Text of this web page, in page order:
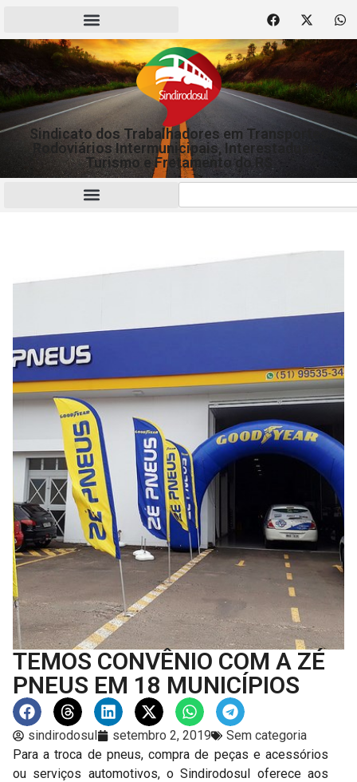
Sindicato dos Trabalhadores em Transportes
Rodoviários Intermunicipais, Interestaduais,
Turismo e Fretamento do RS
TEMOS CONVÊNIO COM A ZÉ
PNEUS EM 18 MUNICÍPIOS
sindirodosul setembro 2, 2019
Sem categoria
Para a troca de pneus, compra de peças e acessórios
ou serviços automotivos, o Sindirodosul oferece aos